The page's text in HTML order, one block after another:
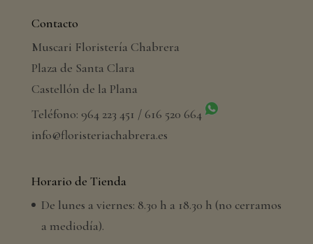
Contacto
Muscari Floristería Chabrera
Plaza de Santa Clara
Castellón de la Plana
Teléfono: 964 223 451 / 616 520 664
info@floristeriachabrera.es
Horario de Tienda
De lunes a viernes: 8.30 h a 18.30 h (no cerramos
a mediodía).